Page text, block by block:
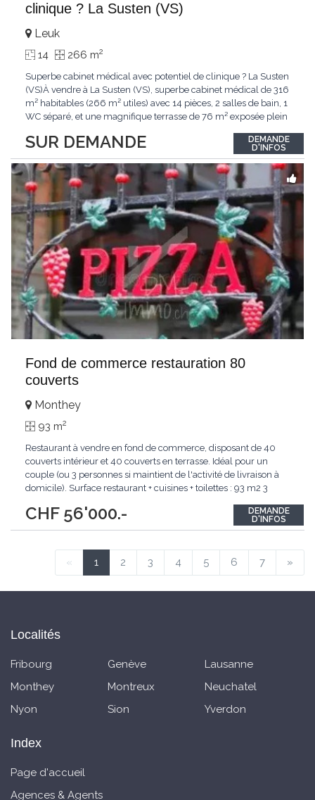
clinique ? La Susten (VS)
SUR DEMANDE
Leuk
14 266 m2
Superbe cabinet médical avec potentiel de clinique ? La Susten
(VS)À vendre à La Susten (VS), superbe cabinet médical de 316
m² habitables (266 m² utiles) avec 14 pièces, 2 salles de bain, 1
WC séparé, et une magnifique terrasse de 76 m² exposée plein
lumineux offre une vue imprenable sur les montagnes et se
situe à proximité...
DEMANDE
D'INFOS
Fond de commerce restauration 80
couverts
CHF 56'000.-
Monthey
93 m2
Restaurant à vendre en fond de commerce, disposant de 40
couverts intérieur et 40 couverts en terrasse. Idéal pour un
couple (ou 3 personnes si maintient de l'activité de livraison à
domicile). Surface restaurant + cuisines + toilettes : 93 m2 3
restaurant. Cuisine équipée et fonctionnelle, tout le mobilier et
les équipements...
DEMANDE
D'INFOS
« 1 2 3 4 5 6 7 »
Localités
Fribourg Genève
Lausanne
Monthey
Montreux
Neuchatel
Nyon
Sion Yverdon
Index
Page d'accueil
Agences & Agents